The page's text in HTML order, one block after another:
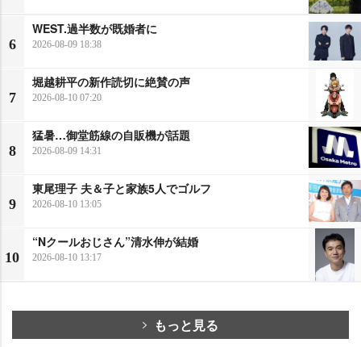
6
WEST.過半数が既婚者に
2026-08-09 18:38
7
堀越耕平の新作読切に絶賛の声
2026-08-10 07:20
8
猛暑…御堂筋線の自販機が話題
2026-08-09 14:31
9
東尾理子 夫＆子と家族5人でゴルフ
2026-08-10 13:05
10
“Nクールおじさん”清水伸が結婚
2026-08-10 13:17
もっと見る